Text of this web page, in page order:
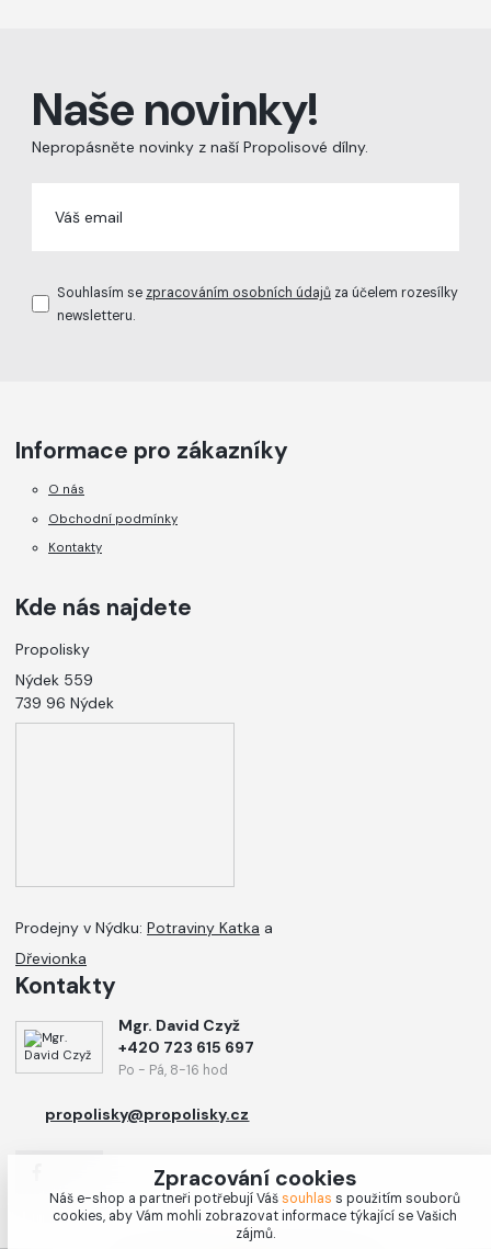
Naše novinky!
Nepropásněte novinky z naší Propolisové dílny.
Souhlasím se zpracováním osobních údajů za účelem rozesílky
newsletteru.
Informace pro zákazníky
O nás
Obchodní podmínky
Kontakty
Kde nás najdete
Propolisky
Nýdek 559
739 96 Nýdek
Prodejny v Nýdku: Potraviny Katka a
Dřevionka
Kontakty
Mgr. David Czyž
+420 723 615 697
Po - Pá, 8-16 hod
propolisky@propolisky.cz
Zpracování cookies
Náš e-shop a partneři potřebují Vášsouhlas s použitím souborů
cookies, aby Vám mohli zobrazovat informace týkající se Vašich
zájmů.